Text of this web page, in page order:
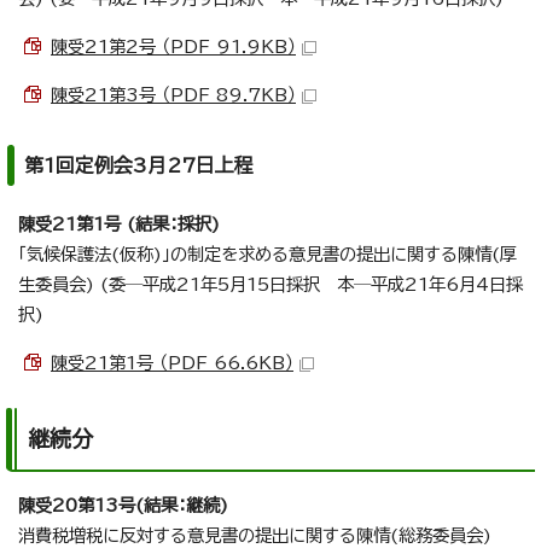
陳受21第2号 （PDF 91.9KB）
陳受21第3号 （PDF 89.7KB）
第1回定例会3月27日上程
陳受21第1号 (結果：採択)
「気候保護法(仮称)」の制定を求める意見書の提出に関する陳情(厚
生委員会) (委─平成21年5月15日採択 本─平成21年6月4日採
択)
陳受21第1号 （PDF 66.6KB）
継続分
陳受20第13号(結果：継続)
消費税増税に反対する意見書の提出に関する陳情(総務委員会)